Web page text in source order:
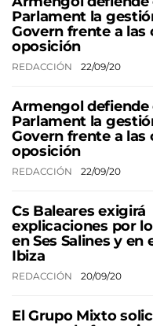
Parlament la
Govern frente a las
oposición
REDACCIÓN 22/09/20
Armengol defiende
Parlament la
Govern frente a las
oposición
REDACCIÓN 22/09/20
Cs Baleares exigirá
explicaciones por
en Ses Salines y en
Ibiza
REDACCIÓN 20/09/20
El Grupo Mixto